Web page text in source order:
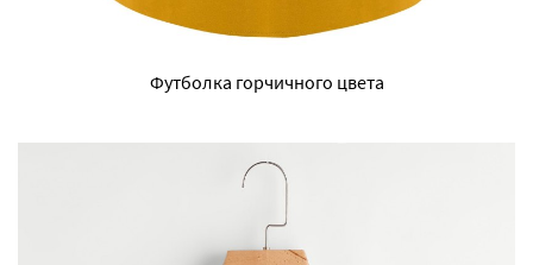
Футболка горчичного цвета